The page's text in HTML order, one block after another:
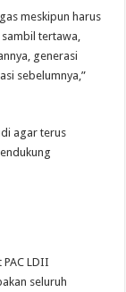
meskipun harus
tertawa,
generasi
sebelumnya,”
agar terus
LDII
seluruh